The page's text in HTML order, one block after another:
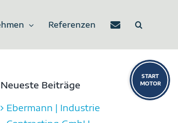
Referenzen
Neueste Beiträge
Ebermann | Industrie
Toggle
Sliding
Bar